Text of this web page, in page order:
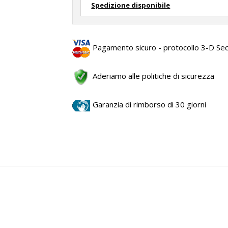
Spedizione disponibile
Pagamento sicuro - protocollo 3-D
Aderiamo alle politiche di sicurezza
Garanzia di rimborso di 30 giorni